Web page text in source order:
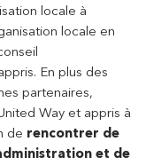
locale à
locale en
En plus des
partenaires,
Way et appris à
de rencontrer de
et de